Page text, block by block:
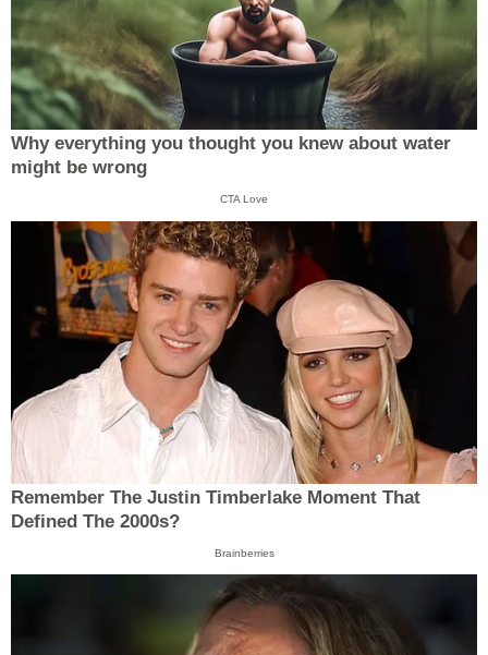
Why everything you thought you knew about water
might be wrong
CTA Love
Remember The Justin Timberlake Moment That
Defined The 2000s?
Brainberries